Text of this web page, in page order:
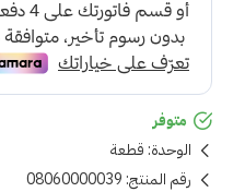
متوفر
الوحدة: قطعة
رقم المنتج: 08060000039